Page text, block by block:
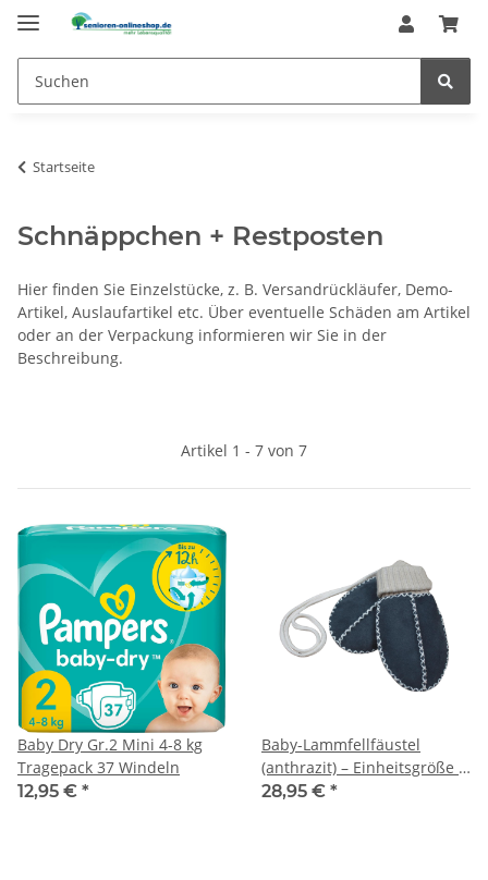
Startseite
Schnäppchen + Restposten
Hier finden Sie Einzelstücke, z. B. Versandrückläufer, Demo-
Artikel, Auslaufartikel etc. Über eventuelle Schäden am Artikel
oder an der Verpackung informieren wir Sie in der
Beschreibung.
Artikel 1 - 7 von 7
Baby Dry Gr.2 Mini 4-8 kg
Tragepack 37 Windeln
12,95 € *
Baby-Lammfellfäustel
(anthrazit) – Einheitsgröße 0
- 9 Monate
28,95 € *